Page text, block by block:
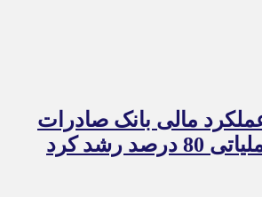
مالی بانک صادرات
رشد کرد